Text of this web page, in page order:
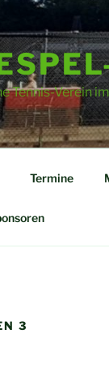
Tennis-Verein
Termine
3